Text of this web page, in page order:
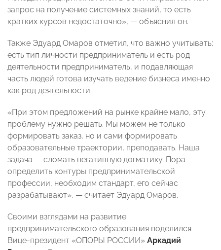
запрос на получение системных знаний, то есть
кратких курсов недостаточно», — объяснил он.
Также Эдуард Омаров отметил, что важно учитывать:
есть тип личности предприниматель и есть род
деятельности предприниматель, и подавляющая
часть людей готова изучать ведение бизнеса именно
как род деятельности.
«При этом предложений на рынке крайне мало, эту
проблему нужно решать. Мы можем не только
формировать заказ, но и сами формировать
образовательные траектории, преподавать. Наша
задача — сломать негативную догматику. Пора
определить контуры предпринимательской
профессии, необходим стандарт, его сейчас
разрабатывают», — считает Эдуард Омаров.
Своими взглядами на развитие
предпринимательского образования поделился
Вице-президент «ОПОРЫ РОССИИ» Аркадий